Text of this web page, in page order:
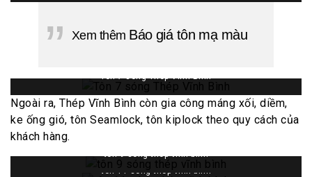
Xem thêm Báo giá tôn mạ màu
Tôn 7 sóng Thép Vĩnh Bình
Ngoài ra, Thép Vĩnh Bình còn gia công máng xối, diềm,
ke ống gió, tôn Seamlock, tôn kiplock theo quy cách của
khách hàng.
tôn 9 sóng thép vĩnh bình
tôn 11 sóng thép vĩnh bình